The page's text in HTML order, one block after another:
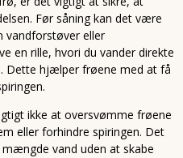
Før såning kan det være
vandforstøver eller
en rille, hvori du vander direkte
Dette hjælper frøene med at få
ikke at oversvømme frøene
eller forhindre spiringen. Det
vand uden at skabe